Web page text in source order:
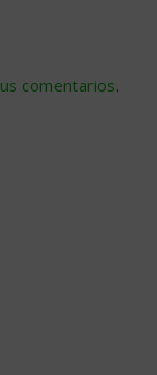
comentarios.